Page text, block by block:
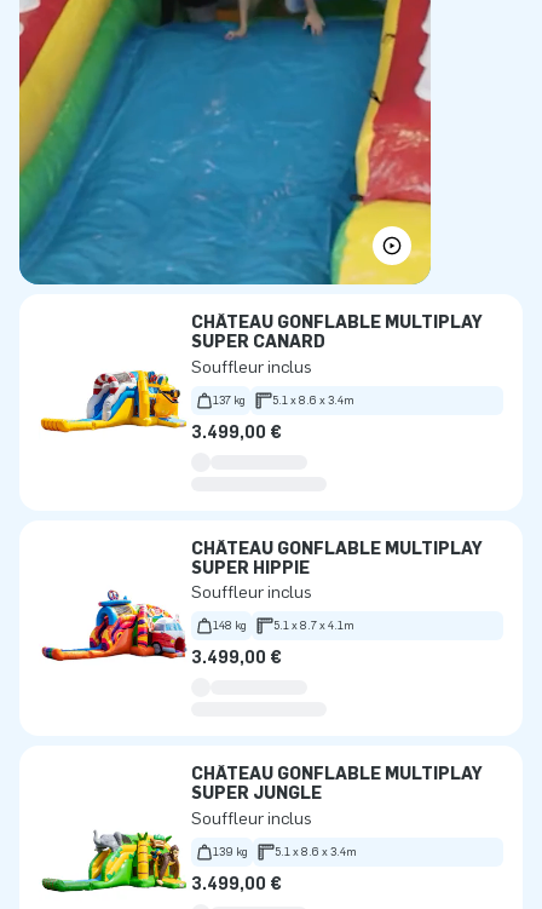
CHÂTEAU GONFLABLE MULTIPLAY
SUPER CANARD
Souffleur inclus
137 kg 5.1 x 8.6 x 3.4m
3.499,00 €
CHÂTEAU GONFLABLE MULTIPLAY
SUPER HIPPIE
Souffleur inclus
148 kg 5.1 x 8.7 x 4.1m
3.499,00 €
CHÂTEAU GONFLABLE MULTIPLAY
SUPER JUNGLE
Souffleur inclus
139 kg 5.1 x 8.6 x 3.4m
3.499,00 €